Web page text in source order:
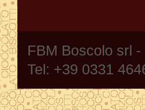
FBM Boscolo srl
Tel: +39 0331